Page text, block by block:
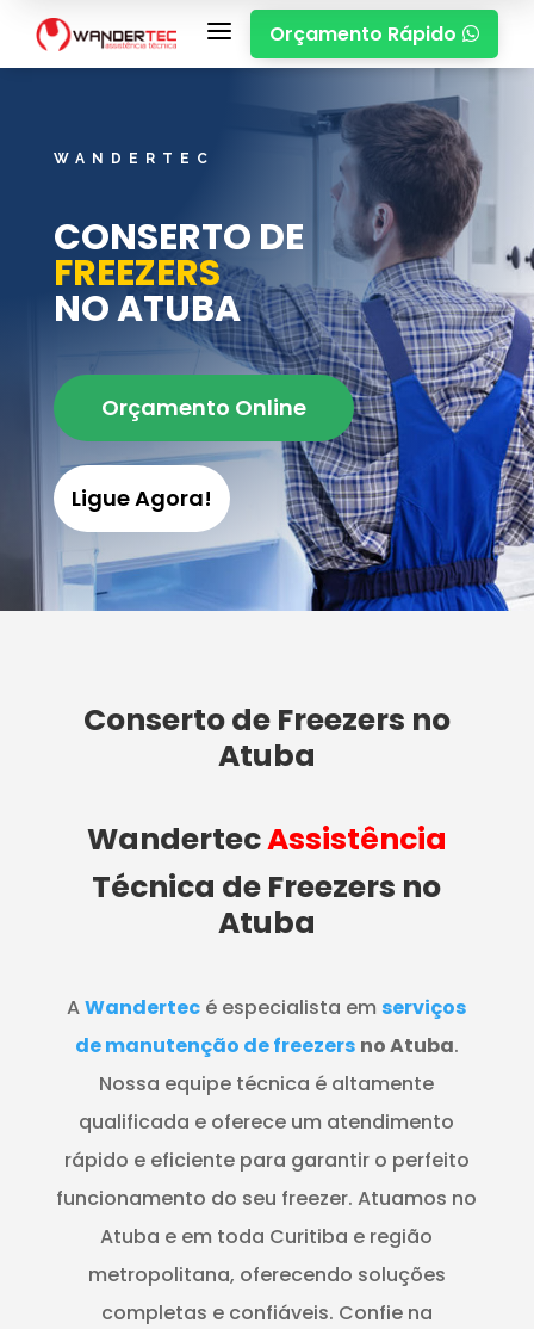
a Orçamento Rápido 
WANDERTEC
CONSERTO DE
FREEZERS
NO ATUBA
Orçamento Online
Ligue Agora!
Conserto de Freezers no
Atuba
WandertecAssistência
Técnica de Freezers no
Atuba
AWandertec é especialista em serviços
de manutenção de freezers no Atuba.
Nossa equipe técnica é altamente
qualificada e oferece um atendimento
rápido e eficiente para garantir o perfeito
funcionamento do seu freezer. Atuamos no
Atuba e em toda Curitiba e região
metropolitana, oferecendo soluções
completas e confiáveis. Confie na